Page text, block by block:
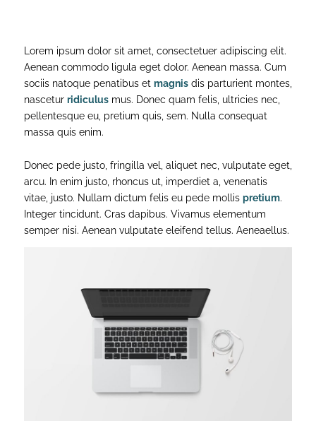
Lorem ipsum dolor sit amet, consectetuer adipiscing elit.
Aenean commodo ligula eget dolor. Aenean massa. Cum
sociis natoque penatibus et magnisdis parturient montes,
nascetur ridiculusmus. Donec quam felis, ultricies nec,
pellentesque eu, pretium quis, sem. Nulla consequat
massa quis enim.
Donec pede justo, fringilla vel, aliquet nec, vulputate eget,
arcu. In enim justo, rhoncus ut, imperdiet a, venenatis
vitae, justo. Nullam dictum felis eu pede mollis pretium.
Integer tincidunt. Cras dapibus. Vivamus elementum
semper nisi. Aenean vulputate eleifend tellus. Aeneaellus.